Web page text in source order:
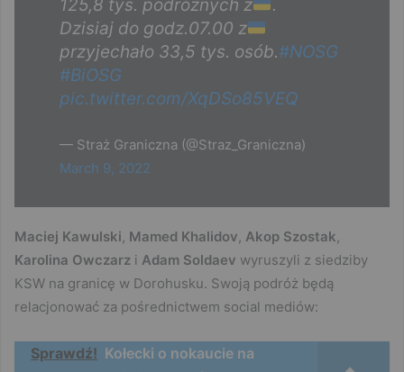
125,8 tys. podróżnych z
.
Dzisiaj do godz.07.00 z
przyjechało 33,5 tys. osób.#NOSG
#BiOSG
pic.twitter.com/XqDSo85VEQ
— Straż Graniczna (@Straz_Graniczna)
March 9, 2022
Maciej Kawulski, Mamed Khalidov, Akop Szostak,
Karolina Owczarz i Adam Soldaev wyruszyli z siedziby
KSW na granicę w Dorohusku. Swoją podróż będą
relacjonować za pośrednictwem social mediów:
Sprawdź! Kołecki o nokaucie na